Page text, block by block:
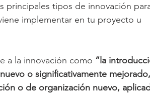
principales tipos de innovación
implementar en tu proyecto u
a la innovación como “la
o significativamente
o de organización nuevo,